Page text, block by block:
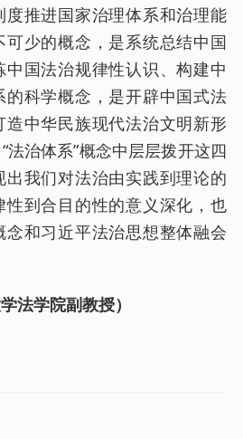
度推进国家治理体系和治理能
少的概念，是系统总结中国
国法治规律性认识、构建中
的科学概念，是开辟中国式法
中华民族现代法治文明新形
法治体系”概念中层层拨开这四
我们对法治由实践到理论的
到合目的性的意义深化，也
和习近平法治思想整体融会
法学院副教授）